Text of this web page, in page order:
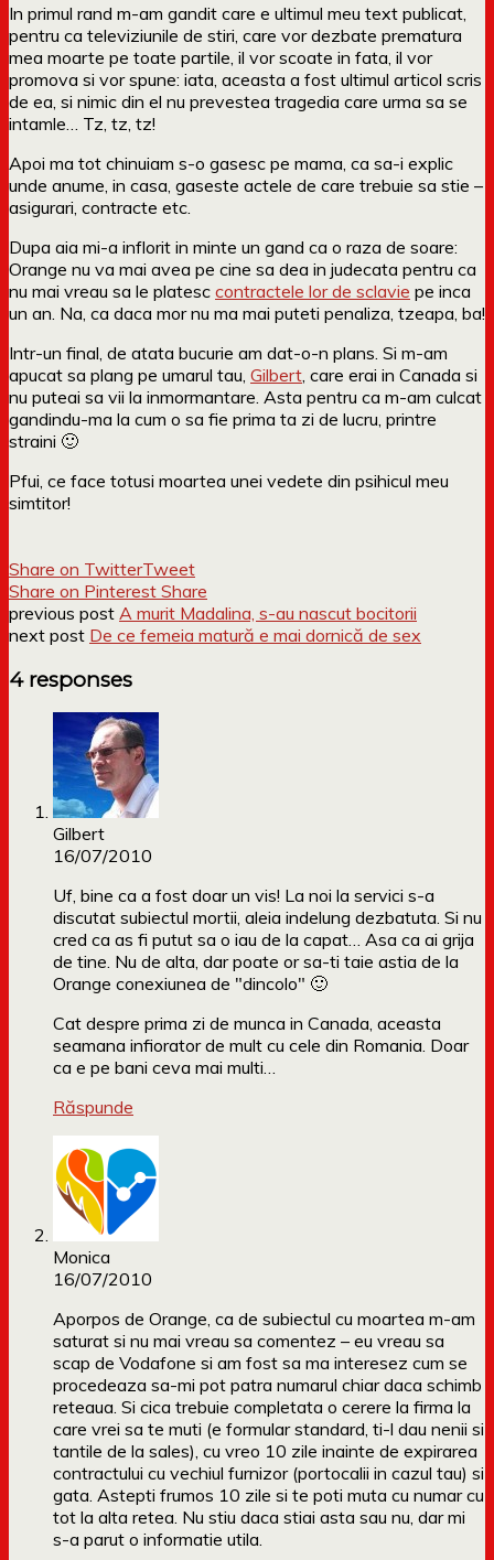
In primul rand m-am gandit care e ultimul meu text publicat,
pentru ca televiziunile de stiri, care vor dezbate prematura
mea moarte pe toate partile, il vor scoate in fata, il vor
promova si vor spune: iata, aceasta a fost ultimul articol scris
de ea, si nimic din el nu prevestea tragedia care urma sa se
intamle… Tz, tz, tz!
Apoi ma tot chinuiam s-o gasesc pe mama, ca sa-i explic
unde anume, in casa, gaseste actele de care trebuie sa stie –
asigurari, contracte etc.
Dupa aia mi-a inflorit in minte un gand ca o raza de soare:
Orange nu va mai avea pe cine sa dea in judecata pentru ca
nu mai vreau sa le platesc contractele lor de sclavie pe inca
un an. Na, ca daca mor nu ma mai puteti penaliza, tzeapa, ba!
Intr-un final, de atata bucurie am dat-o-n plans. Si m-am
apucat sa plang pe umarul tau, Gilbert , care erai in Canada si
nu puteai sa vii la inmormantare. Asta pentru ca m-am culcat
gandindu-ma la cum o sa fie prima ta zi de lucru, printre
straini 🙂
Pfui, ce face totusi moartea unei vedete din psihicul meu
simtitor!
Share on TwitterTweet
Share on Pinterest Share
previous post A murit Madalina, s-au nascut bocitorii
next post De ce femeia matură e mai dornică de sex
4 responses
Gilbert
16/07/2010
Uf, bine ca a fost doar un vis! La noi la servici s-a
discutat subiectul mortii, aleia indelung dezbatuta. Si nu
cred ca as fi putut sa o iau de la capat… Asa ca ai grija
de tine. Nu de alta, dar poate or sa-ti taie astia de la
Orange conexiunea de "dincolo" 🙂
Cat despre prima zi de munca in Canada, aceasta
seamana infiorator de mult cu cele din Romania. Doar
ca e pe bani ceva mai multi…
Răspunde
Monica
16/07/2010
Aporpos de Orange, ca de subiectul cu moartea m-am
saturat si nu mai vreau sa comentez – eu vreau sa
scap de Vodafone si am fost sa ma interesez cum se
procedeaza sa-mi pot patra numarul chiar daca schimb
reteaua. Si cica trebuie completata o cerere la firma la
care vrei sa te muti (e formular standard, ti-l dau nenii si
tantile de la sales), cu vreo 10 zile inainte de expirarea
contractului cu vechiul furnizor (portocalii in cazul tau) si
gata. Astepti frumos 10 zile si te poti muta cu numar cu
tot la alta retea. Nu stiu daca stiai asta sau nu, dar mi
s-a parut o informatie utila.